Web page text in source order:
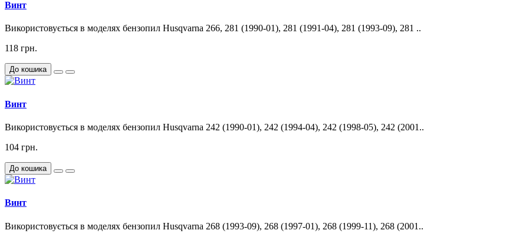
Винт
Використовується в моделях бензопил Husqvarna 266, 281 (1990-01), 281 (1991-04), 281 (1993-09), 281 ..
118 грн.
До кошика
Винт
Використовується в моделях бензопил Husqvarna 242 (1990-01), 242 (1994-04), 242 (1998-05), 242 (2001..
104 грн.
До кошика
Винт
Використовується в моделях бензопил Husqvarna 268 (1993-09), 268 (1997-01), 268 (1999-11), 268 (2001..